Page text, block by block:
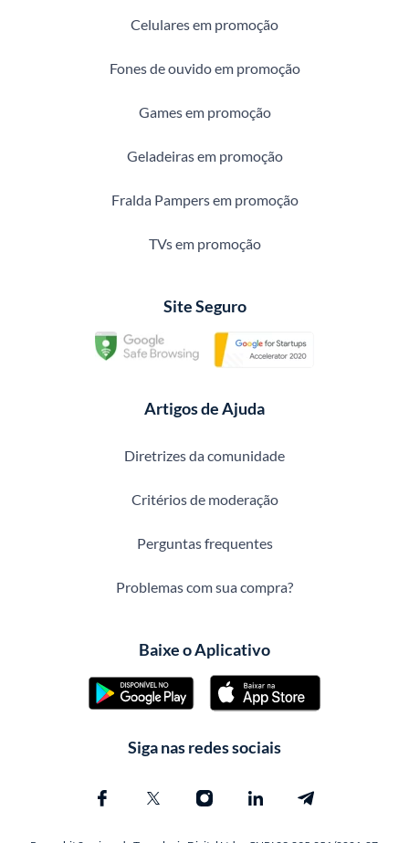
Celulares em promoção
Fones de ouvido em promoção
Games em promoção
Geladeiras em promoção
Fralda Pampers em promoção
TVs em promoção
Site Seguro
Artigos de Ajuda
Diretrizes da comunidade
Critérios de moderação
Perguntas frequentes
Problemas com sua compra?
Baixe o Aplicativo
Siga nas redes sociais